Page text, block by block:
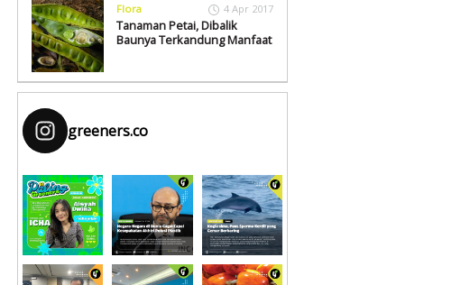
Flora 4 Apr 2017
Tanaman Petai, Dibalik
Baunya Terkandung Manfaat
greeners.co